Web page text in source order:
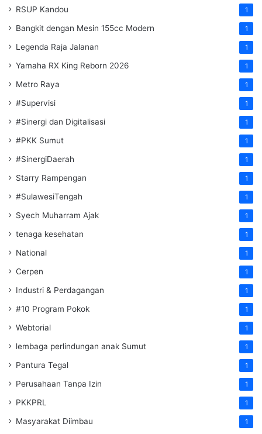
RSUP Kandou 1
Bangkit dengan Mesin 155cc Modern 1
Legenda Raja Jalanan 1
Yamaha RX King Reborn 2026 1
Metro Raya 1
#Supervisi 1
#Sinergi dan Digitalisasi 1
#PKK Sumut 1
#SinergiDaerah 1
Starry Rampengan 1
#SulawesiTengah 1
Syech Muharram Ajak 1
tenaga kesehatan 1
National 1
Cerpen 1
Industri & Perdagangan 1
#10 Program Pokok 1
Webtorial 1
lembaga perlindungan anak Sumut 1
Pantura Tegal 1
Perusahaan Tanpa Izin 1
PKKPRL 1
Masyarakat Diimbau 1